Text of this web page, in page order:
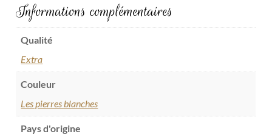
Informations complémentaires
Qualité
Extra
Couleur
Les pierres blanches
Pays d'origine